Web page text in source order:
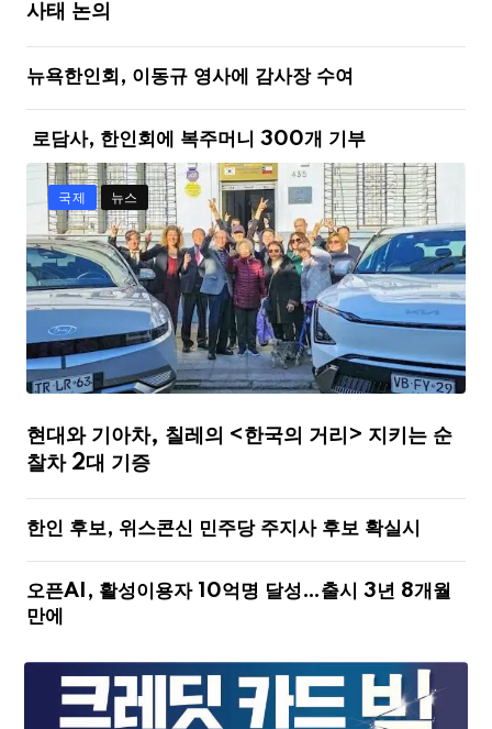
사태 논의
뉴욕한인회, 이동규 영사에 감사장 수여
로담사, 한인회에 복주머니 300개 기부
국제 뉴스
현대와 기아차, 칠레의 <한국의 거리> 지키는 순
찰차 2대 기증
한인 후보, 위스콘신 민주당 주지사 후보 확실시
오픈AI, 활성이용자 10억명 달성…출시 3년 8개월
만에